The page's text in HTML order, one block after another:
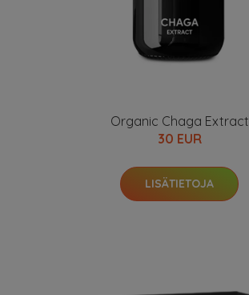
Organic Chaga Extract
30 EUR
LISÄTIETOJA